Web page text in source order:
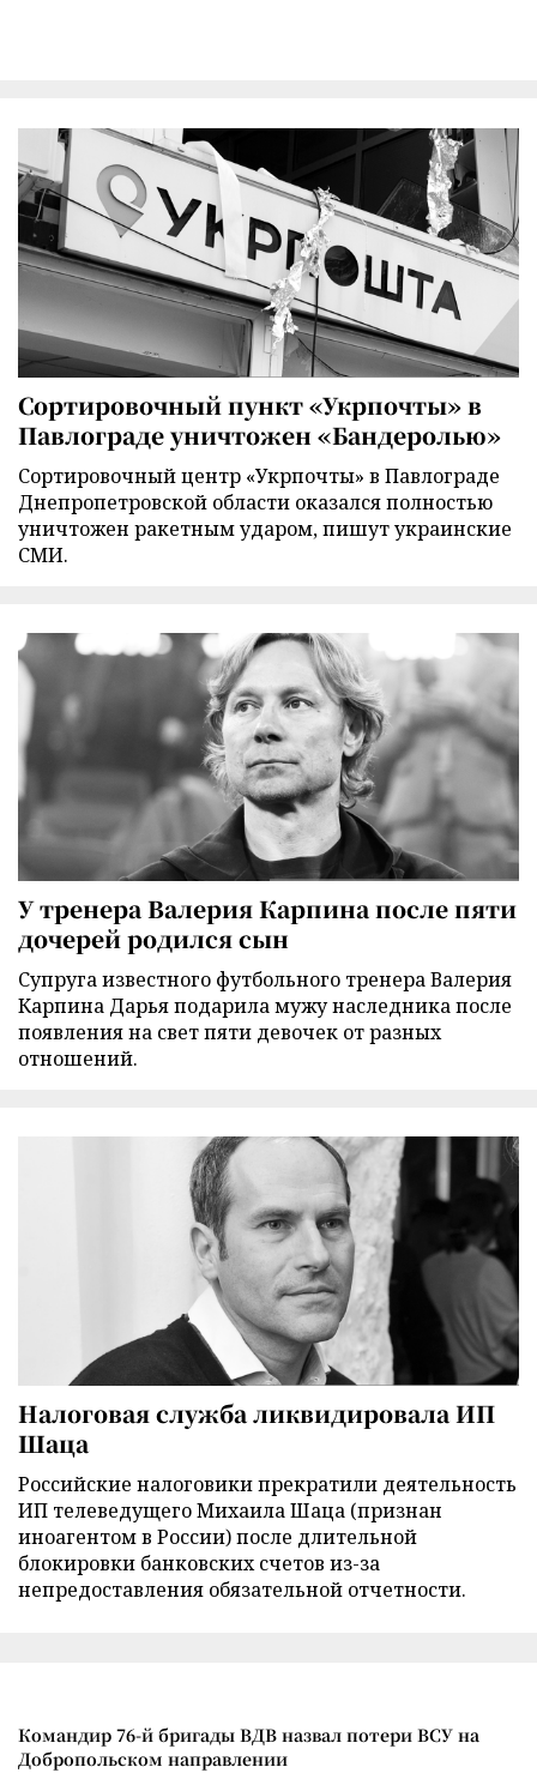
Сортировочный пункт «Укрпочты» в
Павлограде уничтожен «Бандеролью»
Сортировочный центр «Укрпочты» в Павлограде
Днепропетровской области оказался полностью
уничтожен ракетным ударом, пишут украинские
СМИ.
У тренера Валерия Карпина после пяти
дочерей родился сын
Супруга известного футбольного тренера Валерия
Карпина Дарья подарила мужу наследника после
появления на свет пяти девочек от разных
отношений.
Налоговая служба ликвидировала ИП
Шаца
Российские налоговики прекратили деятельность
ИП телеведущего Михаила Шаца (признан
иноагентом в России) после длительной
блокировки банковских счетов из-за
непредоставления обязательной отчетности.
Командир 76-й бригады ВДВ назвал потери ВСУ на
Добропольском направлении